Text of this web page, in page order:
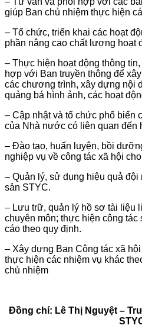
giúp Ban chủ nhiệm thực hiện
– Tổ chức, triển khai các hoạt
phần nâng cao chất lượng hoạt
– Thực hiện hoạt động thông
hợp với Ban truyền thông để
các chương trình, xây dựng nội
quảng bá hình ảnh, các hoạt
– Cập nhật và tổ chức phổ biến
của Nhà nước có liên quan đến
– Đào tạo, huấn luyện, bồi
nghiệp vụ về công tác xã hội
– Quản lý, sử dụng hiệu quả đội
sản STYC.
– Lưu trữ, quản lý hồ sơ tài liệu
chuyên môn; thực hiện công tác
cáo theo quy định.
– Xây dựng Ban Công tác xã
thực hiện các nhiệm vụ khác
chủ nhiệm
Đồng chí: Lê Thị Nguyệt –